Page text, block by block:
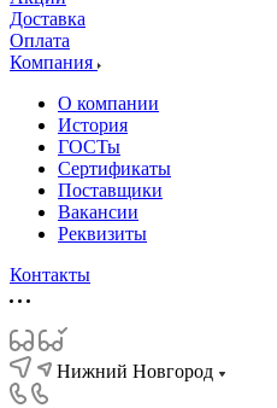
Доставка
Оплата
Компания
О компании
История
ГОСТы
Сертификаты
Поставщики
Вакансии
Реквизиты
Контакты
Нижний Новгород